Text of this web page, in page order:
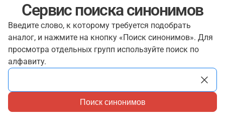
Сервис поиска синонимов
Введите слово, к которому требуется подобрать
аналог, и нажмите на кнопку «Поиск синонимов». Для
просмотра отдельных групп используйте поиск по
алфавиту.
Поиск синонимов